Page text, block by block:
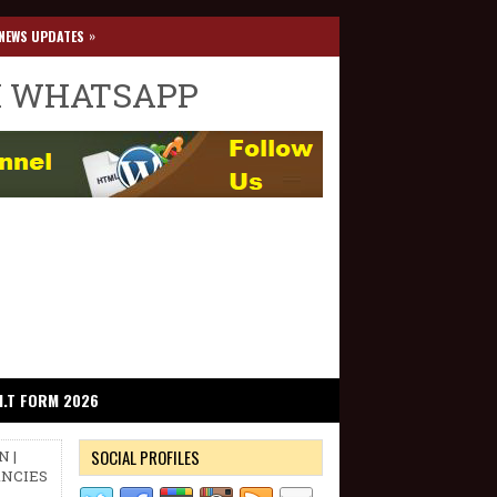
UPDATES »
I.T FORM 2026
|
SOCIAL PROFILES